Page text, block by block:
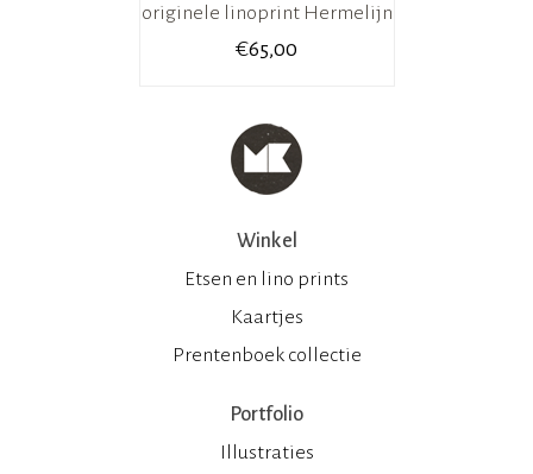
originele linoprint Hermelijn
€65,00
Winkel
Etsen en lino prints
Kaartjes
Prentenboek collectie
Portfolio
Illustraties